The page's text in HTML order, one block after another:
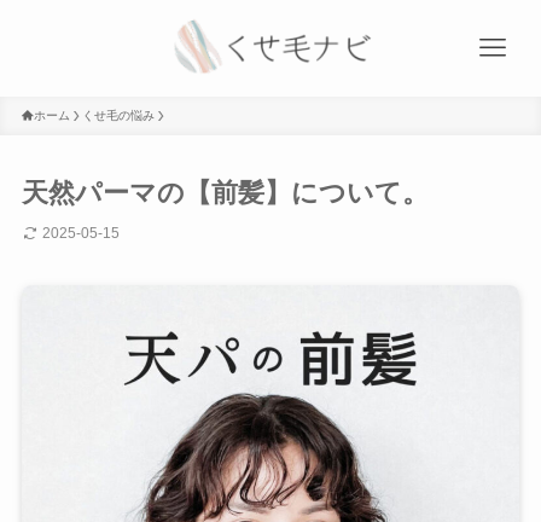
ホーム くせ毛の悩み
天然パーマの【前髪】について。
2025-05-15